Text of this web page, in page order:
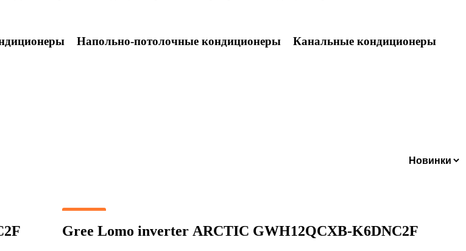
Напольно-потолочные кондиционеры Канальные кондиционеры
Gree Lomo inverter ARCTIC GWH12QCXB-K6DNC2F